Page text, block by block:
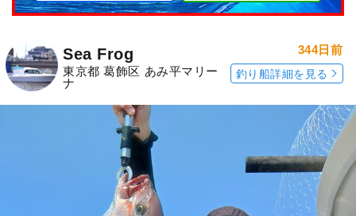
Sea Frog
東京都 葛飾区 あみ平マリー
ナ
344日前
釣り船詳細を見る